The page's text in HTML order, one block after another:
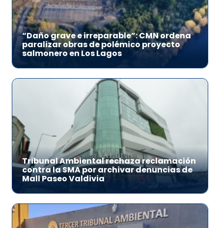
“Daño grave e irreparable”: CMN ordena
paralizar obras de polémico proyecto
salmonero en Los Lagos
Tribunal Ambiental rechaza reclamación
contra la SMA por archivar denuncias de
Mall Paseo Valdivia